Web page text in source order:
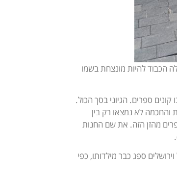
הכבוד להיות מונצחת בשמו
ספרים. הגיוני בסך הכול.
והחכמה לא נמצאו רק בין
מהזן הזה. את שם החנות
והגעגוע לארץ ישראל וירושלים ספג כבר מילדותו, כפי